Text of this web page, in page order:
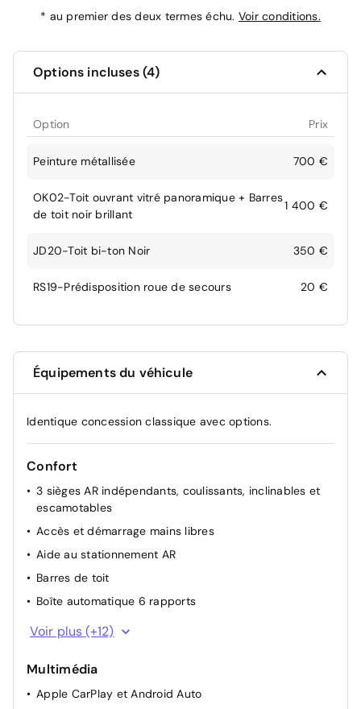
* au premier des deux termes échu. Voir conditions.
Options incluses (4)
Option Prix
Peinture métallisée 700 €
OK02-Toit ouvrant vitré panoramique + Barres
de toit noir brillant
1 400 €
JD20-Toit bi-ton Noir 350 €
RS19-Prédisposition roue de secours 20 €
Équipements du véhicule
Identique concession classique avec options.
Confort
3 sièges AR indépendants, coulissants, inclinables et
escamotables
Accès et démarrage mains libres
Aide au stationnement AR
Barres de toit
Boîte automatique 6 rapports
Climatisation automatique bi-zone
Essuie-vitres AV automatique Magic Wash
Lève-vitres AV et AR électriques et séquentiels
Voir plus (+12)
Multimédia
Apple CarPlay et Android Auto